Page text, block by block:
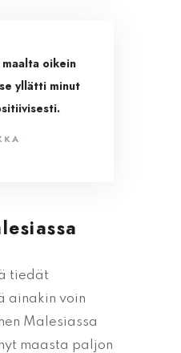
oikein
yllätti minut
tiedät
ainakin voin
Malesiassa
maasta paljon